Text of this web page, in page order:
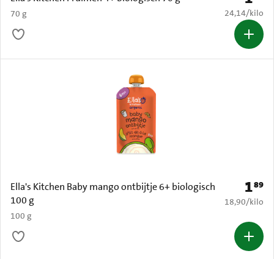
70 g
€ 24,14 per
24,14/kilo
Ella's Kitchen Baby mango ontbijtje 6+ biologisch
100 g
100 g
Prijs:
189
€ 18,90 per
18,90/kilo